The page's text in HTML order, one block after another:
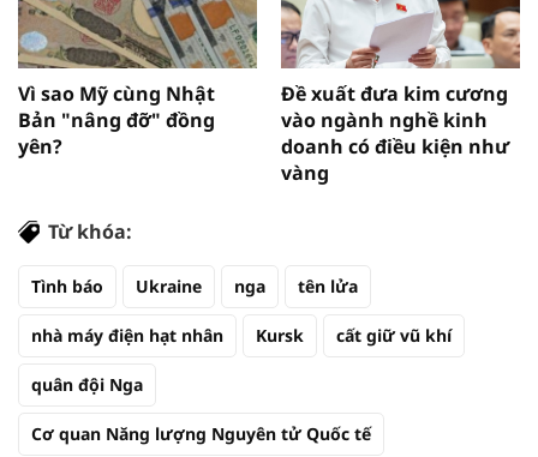
Vì sao Mỹ cùng Nhật
Bản "nâng đỡ" đồng
yên?
Đề xuất đưa kim cương
vào ngành nghề kinh
doanh có điều kiện như
vàng
Từ khóa:
Tình báo Ukraine nga tên lửa
nhà máy điện hạt nhân Kursk cất giữ vũ khí
quân đội Nga
Cơ quan Năng lượng Nguyên tử Quốc tế